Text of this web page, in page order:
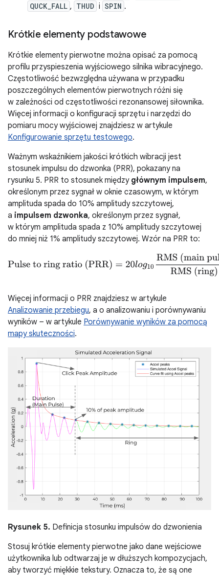
QUCK_FALL , THUD i SPIN .
Krótkie elementy podstawowe
Krótkie elementy pierwotne można opisać za pomocą
profilu przyspieszenia wyjściowego silnika wibracyjnego.
Częstotliwość bezwzględna używana w przypadku
poszczególnych elementów pierwotnych różni się
w zależności od częstotliwości rezonansowej siłownika.
Więcej informacji o konfiguracji sprzętu i narzędzi do
pomiaru mocy wyjściowej znajdziesz w artykule
Konfigurowanie sprzętu testowego.
Ważnym wskaźnikiem jakości krótkich wibracji jest
stosunek impulsu do dzwonka (PRR), pokazany na
rysunku 5. PRR to stosunek między głównym impulsem,
określonym przez sygnał w oknie czasowym, w którym
amplituda spada do 10% amplitudy szczytowej,
a impulsem dzwonka, określonym przez sygnał,
w którym amplituda spada z 10% amplitudy szczytowej
do mniej niż 1% amplitudy szczytowej. Wzór na PRR to:
Pulse to ring ratio (PRR)
20 RMS (main pulse)RMS
Więcej informacji o PRR znajdziesz w artykule
Analizowanie przebiegu, a o analizowaniu i porównywaniu
wyników – w artykule Porównywanie wyników za pomocą
mapy skuteczności.
Rysunek 5. Definicja stosunku impulsów do dzwonienia
Stosuj krótkie elementy pierwotne jako dane wejściowe
użytkownika lub odtwarzaj je w dłuższych kompozycjach,
aby tworzyć miękkie tekstury. Oznacza to, że są one